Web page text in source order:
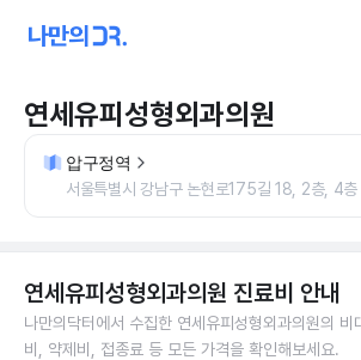
연세유피성형외과의원
압구정역
서울특별시 강남구 논현로175길 18, 2층, 4층
연세유피성형외과의원 진료비 안내
나만의닥터에서 수집한 연세유피성형외과의원의 비
비, 약제비, 접종료 등 모든 가격을 확인해보세요.